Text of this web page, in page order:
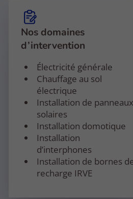
Nos domaines
d’intervention
Électricité générale
Chauffage au sol
électrique
Installation de panneaux
solaires
Installation domotique
Installation
d’interphones
Installation de bornes
recharge IRVE